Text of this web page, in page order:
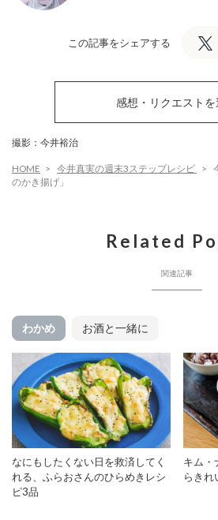
この記事をシェアする
感想・リクエストを
撮影：今井裕治
HOME 今井真実の週末3ステップレシピ
のかき揚げ」
Related
関連記事
わかめ お酒と一緒に
なにもしたくない日を救済してく
れる、ふらおさんのひらめきレシ
ピ3品
キム・
らきれ